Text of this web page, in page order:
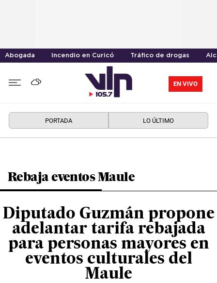
Abogada Incendio en Curicó Tráfico de drogas
EN VIVO
PORTADA LO ÚLTIMO
Rebaja eventos Maule
Diputado Guzmán propone
adelantar tarifa rebajada
para personas mayores en
eventos culturales del
Maule